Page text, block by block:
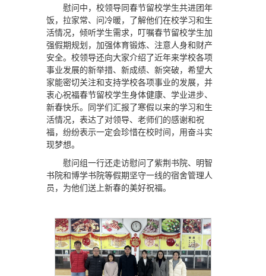
慰问中，校领导同春节留校学生共进团年
饭，拉家常、问冷暖，了解他们在校学习和生
活情况，倾听学生需求，叮嘱春节留校学生加
强假期规划，加强体育锻炼、注意人身和财产
安全。校领导还向大家介绍了近年来学校各项
事业发展的新举措、新成绩、新突破，希望大
家能密切关注和支持学校各项事业的发展，并
衷心祝福春节留校学生身体健康、学业进步、
新春快乐。同学们汇报了寒假以来的学习和生
活情况，表达了对领导、老师们的感谢和祝
福，纷纷表示一定会珍惜在校时间，用奋斗实
现梦想。
慰问组一行还走访慰问了紫荆书院、明智
书院和博学书院等假期坚守一线的宿舍管理人
员，为他们送上新春的美好祝福。